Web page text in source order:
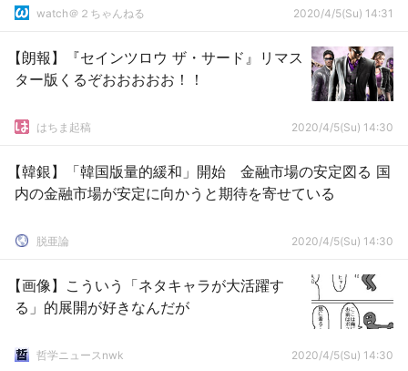
watch＠２ちゃんねる 2020/4/5(Su) 14:31
【朗報】『セインツロウ ザ・サード』リマス
ター版くるぞおおおおお！！
はちま起稿 2020/4/5(Su) 14:30
【韓銀】「韓国版量的緩和」開始 金融市場の安定図る 国
内の金融市場が安定に向かうと期待を寄せている
脱亜論 2020/4/5(Su) 14:30
【画像】こういう「ネタキャラが大活躍す
る」的展開が好きなんだが
哲学ニュースnwk 2020/4/5(Su) 14:30